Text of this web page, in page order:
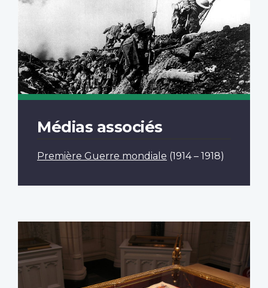
Médias associés
Première Guerre mondiale (1914 – 1918)